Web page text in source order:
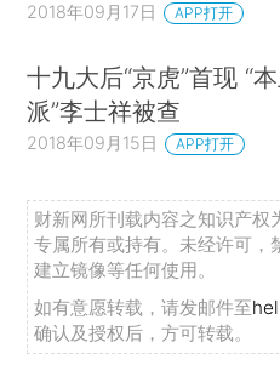
2018年09月17日 APP打开
十九大后“京虎”首现 “
派”李士祥被查
2018年09月15日 APP打开
财新网所刊载内容之知识产权
专属所有或持有。未经许可，
建立镜像等任何使用。
如有意愿转载，请发邮件至
确认及授权后，方可转载。